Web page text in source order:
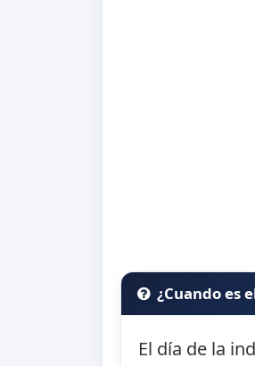
¿Cuando es
El día de la